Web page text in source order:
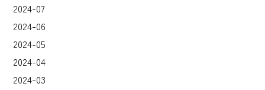
2024-07
2024-06
2024-05
2024-04
2024-03